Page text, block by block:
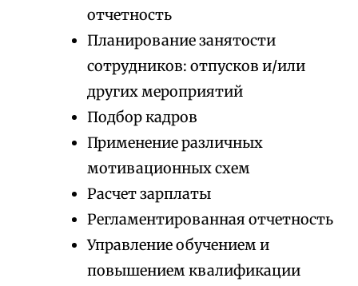
отчетность
Планирование занятости
сотрудников: отпусков и/или
других мероприятий
Подбор кадров
Применение различных
мотивационных схем
Расчет зарплаты
Регламентированная отчетность
Управление обучением и
повышением квалификации